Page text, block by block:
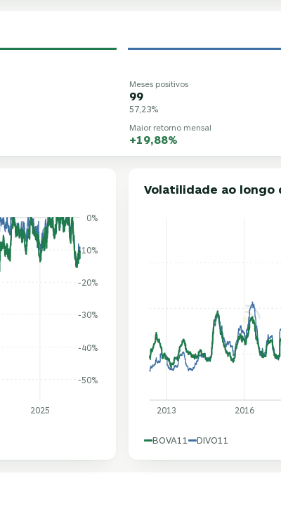
Meses positivos
99
57,23%
Maior retorno mensal
+19,88%
-50%
-40%
-30%
-20%
-10%
0%
2025
Volatilidade ao longo
2013 2016
BOVA11 DIVO11